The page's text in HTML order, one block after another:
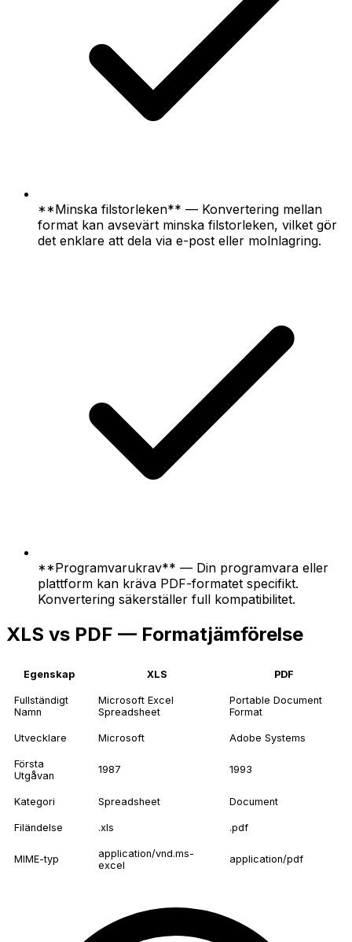
**Minska filstorleken** — Konvertering mellan
format kan avsevärt minska filstorleken, vilket gör
det enklare att dela via e-post eller molnlagring.
**Programvarukrav** — Din programvara eller
plattform kan kräva PDF-formatet specifikt.
Konvertering säkerställer full kompatibilitet.
XLS vs PDF — Formatjämförelse
Egenskap XLS PDF
Fullständigt
Namn
Microsoft Excel
Spreadsheet
Portable Document
Format
Utvecklare Microsoft Adobe Systems
Första
Utgåvan
1987 1993
Kategori Spreadsheet Document
Filändelse .xls .pdf
MIME-typ
application/vnd.ms-
excel
application/pdf